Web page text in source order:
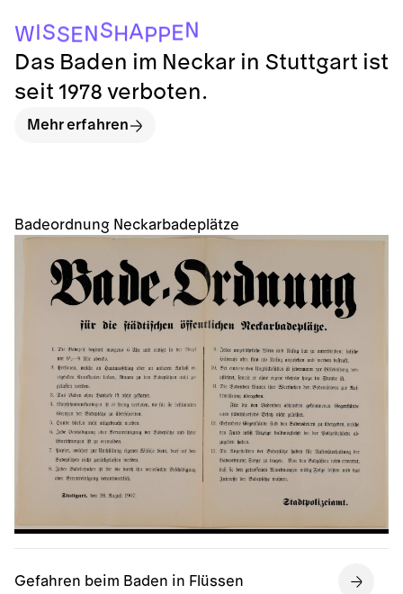
Badeordnung Neckarbadeplätze
Gefahren beim Baden in Flüssen
WISSENSHAPPEN
Das Baden im Neckar in Stuttgart ist
seit 1978 verboten.
Mehr erfahren